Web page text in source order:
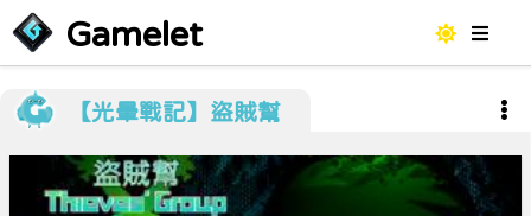
Gamelet
【光暈戰記】盜賊幫